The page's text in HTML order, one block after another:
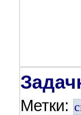
Метки: